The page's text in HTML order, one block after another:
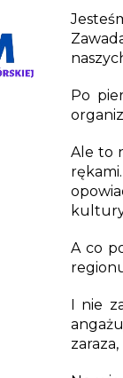
Po
Ale to
A co
I nie